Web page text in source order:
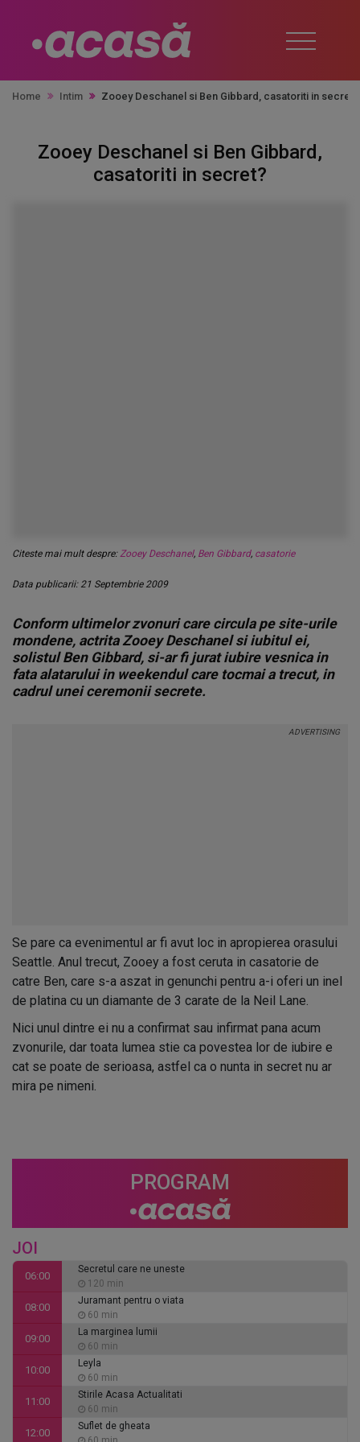
Home Intim Zooey Deschanel si Ben Gibbard, casatoriti in secret?
Zooey Deschanel si Ben Gibbard,
casatoriti in secret?
Citeste mai mult despre:Zooey Deschanel, Ben Gibbard, casatorie
Data publicarii: 21 Septembrie 2009
Conform ultimelor zvonuri care circula pe site-urile
mondene, actrita Zooey Deschanel si iubitul ei,
solistul Ben Gibbard, si-ar fi jurat iubire vesnica in
fata alatarului in weekendul care tocmai a trecut, in
cadrul unei ceremonii secrete.
Se pare ca evenimentul ar fi avut loc in apropierea orasului
Seattle. Anul trecut, Zooey a fost ceruta in casatorie de
catre Ben, care s-a aszat in genunchi pentru a-i oferi un inel
de platina cu un diamante de 3 carate de la Neil Lane.
Nici unul dintre ei nu a confirmat sau infirmat pana acum
zvonurile, dar toata lumea stie ca povestea lor de iubire e
cat se poate de serioasa, astfel ca o nunta in secret nu ar
mira pe nimeni.
PROGRAM
JOI
06:00
Secretul care ne uneste
120 min
08:00
Juramant pentru o viata
60 min
09:00
La marginea lumii
60 min
10:00
Leyla
60 min
11:00
Stirile Acasa Actualitati
60 min
12:00
Suflet de gheata